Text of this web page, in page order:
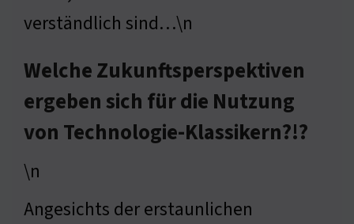
verständlich sind…\n
Welche Zukunftsperspektiven
ergeben sich für die Nutzung
von Technologie-Klassikern?!?
\n
Angesichts der erstaunlichen